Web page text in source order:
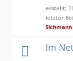
erstellt:
letzter
Sichmann
Im